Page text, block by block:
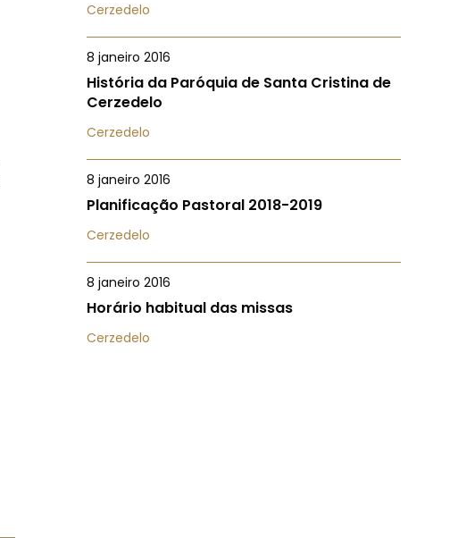
Cerzedelo
8 janeiro 2016
História da Paróquia de Santa Cristina de
Cerzedelo
Cerzedelo
8 janeiro 2016
Planificação Pastoral 2018-2019
Cerzedelo
8 janeiro 2016
Horário habitual das missas
Cerzedelo